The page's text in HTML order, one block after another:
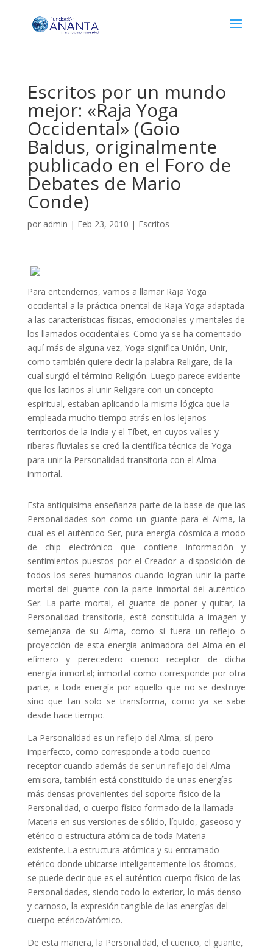
Escritos por un mundo
mejor: «Raja Yoga
Occidental» (Goio
Baldus, originalmente
publicado en el Foro de
Debates de Mario
Conde)
por admin | Feb 23, 2010 | Escritos
Para entendernos, vamos a llamar Raja Yoga
occidental a la práctica oriental de Raja Yoga adaptada
a las características físicas, emocionales y mentales de
los llamados occidentales. Como ya se ha comentado
aquí más de alguna vez, Yoga significa Unión, Unir,
como también quiere decir la palabra Religare, de la
cual surgió el término Religión. Luego parece evidente
que los latinos al unir Religare con un concepto
espiritual, estaban aplicando la misma lógica que la
empleada mucho tiempo atrás en los lejanos
territorios de la India y el Tíbet, en cuyos valles y
riberas fluviales se creó la científica técnica de Yoga
para unir la Personalidad transitoria con el Alma
inmortal.
Esta antiquísima enseñanza parte de la base de que las
Personalidades son como un guante para el Alma, la
cual es el auténtico Ser, pura energía cósmica a modo
de chip electrónico que contiene información y
sentimientos puestos por el Creador a disposición de
todos los seres humanos cuando logran unir la parte
mortal del guante con la parte inmortal del auténtico
Ser. La parte mortal, el guante de poner y quitar, la
Personalidad transitoria, está constituida a imagen y
semejanza de su Alma, como si fuera un reflejo o
proyección de esta energía animadora del Alma en el
efímero y perecedero cuenco receptor de dicha
energía inmortal; inmortal como corresponde por otra
parte, a toda energía por aquello que no se destruye
sino que tan solo se transforma, como ya se sabe
desde hace tiempo.
La Personalidad es un reflejo del Alma, sí, pero
imperfecto, como corresponde a todo cuenco
receptor cuando además de ser un reflejo del Alma
emisora, también está constituido de unas energías
más densas provenientes del soporte físico de la
Personalidad, o cuerpo físico formado de la llamada
Materia en sus versiones de sólido, líquido, gaseoso y
etérico o estructura atómica de toda Materia
existente. La estructura atómica y su entramado
etérico donde ubicarse inteligentemente los átomos,
se puede decir que es el auténtico cuerpo físico de las
Personalidades, siendo todo lo exterior, lo más denso
y carnoso, la expresión tangible de las energías del
cuerpo etérico/atómico.
De esta manera, la Personalidad, el cuenco, el guante,